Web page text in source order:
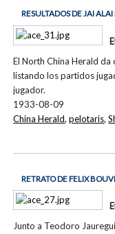
RESULTADOS DE JAI
El North China Herald
listando los partidos
jugador.
1933-08-09
China Herald,pelotaris,
RETRATO DE FELIX
Junto a Teodoro